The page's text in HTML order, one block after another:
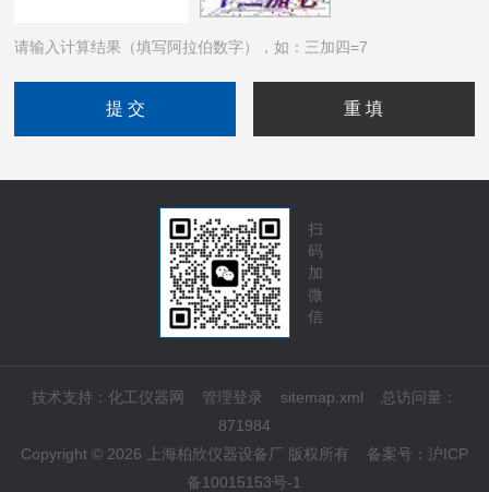
请输入计算结果（填写阿拉伯数字），如：三加四=7
扫
码
加
微
信
技术支持： 化工仪器网 管理登录 sitemap.xml
总访问量：
871984
Copyright © 2026 上海柏欣仪器设备厂 版权所有 备案号： 沪ICP
备10015153号-1